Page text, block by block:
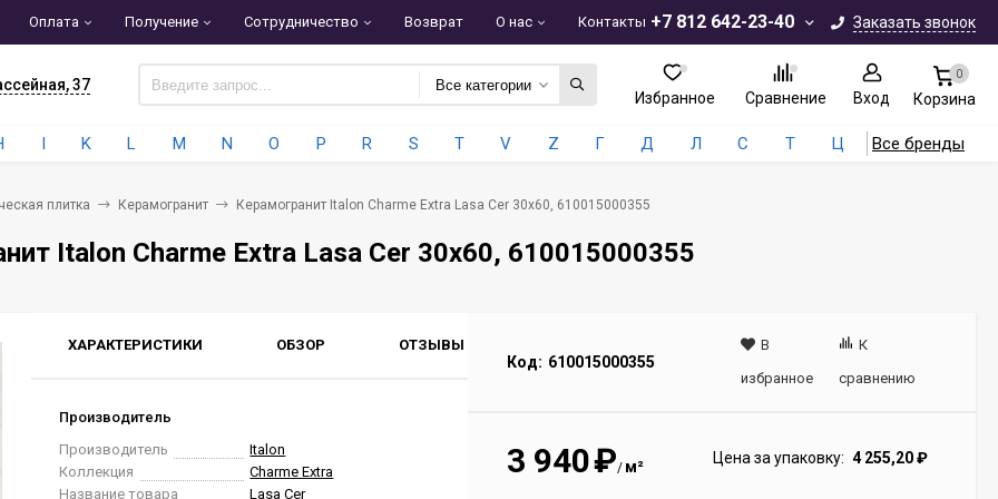
+7 812 642-23-40 Заказать звонок
Оплата Получение Сотрудничество Возврат О нас Контакты
37 Все категории
Избранное Сравнение Вход
0
Корзина
I K L M N O P R S T V Z Г Д Л С Т Ц Все бренды
плитка Керамогранит Керамогранит Italon Charme Extra Lasa Cer 30x60, 610015000355
Italon Charme Extra Lasa Cer 30x60, 610015000355
ХАРАКТЕРИСТИКИ ОБЗОР ОТЗЫВЫ
Производитель
Производитель
Italon
Коллекция
Charme Extra
Название товара
Lasa Cer
Код: 610015000355
В
избранное
К
сравнению
3 940₽/ м² Цена за упаковку: 4 255,20₽